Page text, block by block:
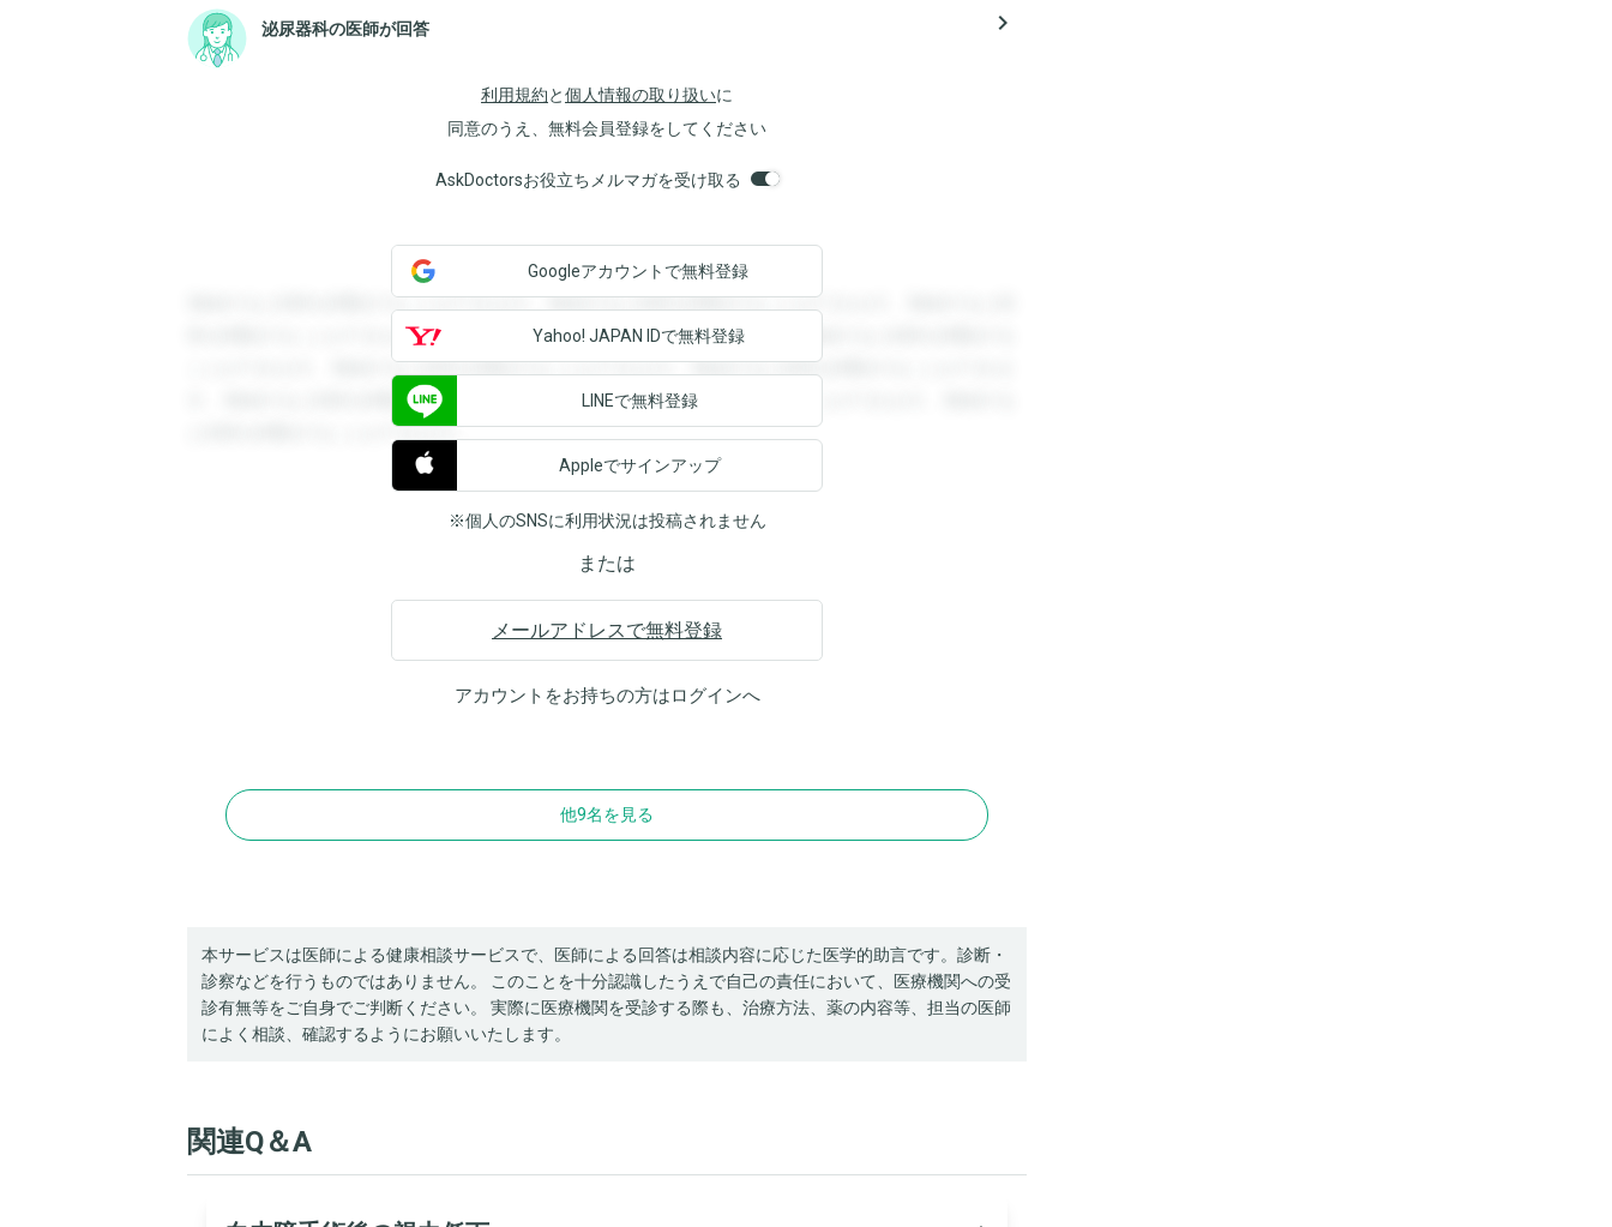
泌尿器科の医師が回答 navigate_next
利用規約と個人情報の取り扱いに
同意のうえ、無料会員登録をしてください
AskDoctorsお役立ちメルマガを受け取る
登録すると回答を閲覧することができます。登録すると回答を閲覧することができます。登録すると回
答を閲覧することができます。登録すると回答を閲覧することができます。登録すると回答を閲覧する
ことができます。登録すると回答を閲覧することができます。登録すると回答を閲覧することができま
す。登録すると回答を閲覧することができます。登録すると回答を閲覧することができます。登録する
と回答を閲覧することができます。
Googleアカウントで無料登録
Yahoo! JAPAN IDで無料登録
LINEで無料登録
Appleでサインアップ
※個人のSNSに利用状況は投稿されません
または
メールアドレスで無料登録
アカウントをお持ちの方はログインへ
他9名を見る
本サービスは医師による健康相談サービスで、医師による回答は相談内容に応じた医学的助言です。診断・
診察などを行うものではありません。 このことを十分認識したうえで自己の責任において、医療機関への受
診有無等をご自身でご判断ください。 実際に医療機関を受診する際も、治療方法、薬の内容等、担当の医師
によく相談、確認するようにお願いいたします。
関連Q＆A